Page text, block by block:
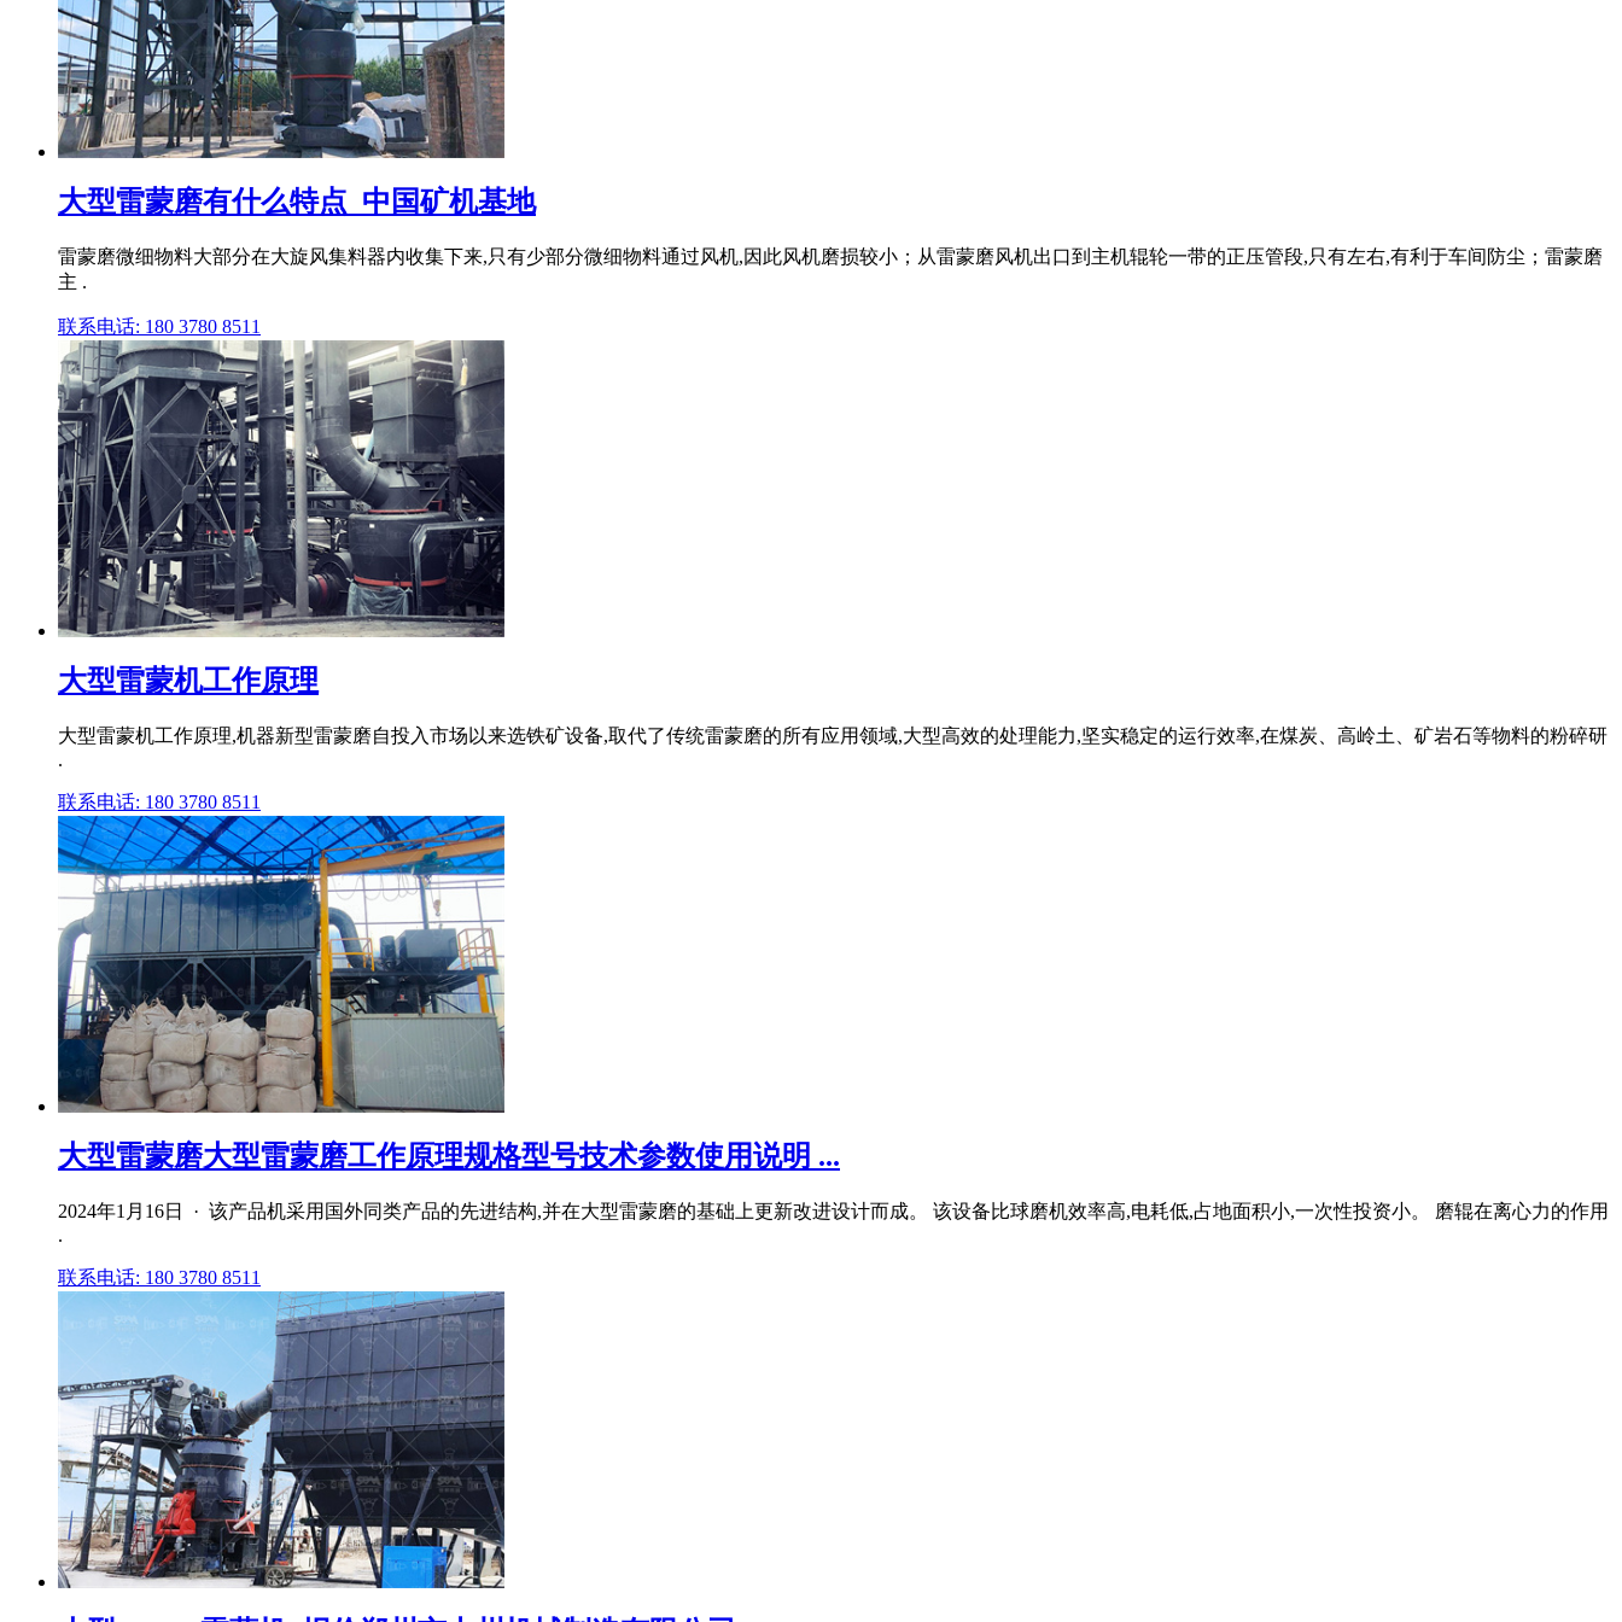
大型雷蒙磨有什么特点_中国矿机基地
雷蒙磨微细物料大部分在大旋风集料器内收集下来,只有少部分微细物料通过风机,因此风机磨损较小；从雷蒙磨风机出口到主机辊轮一带的正压管段,只有左右,有利于车间防尘；雷蒙磨
主 .
联系电话: 180 3780 8511
大型雷蒙机工作原理
大型雷蒙机工作原理,机器新型雷蒙磨自投入市场以来选铁矿设备,取代了传统雷蒙磨的所有应用领域,大型高效的处理能力,坚实稳定的运行效率,在煤炭、高岭土、矿岩石等物料的粉碎研
.
联系电话: 180 3780 8511
大型雷蒙磨大型雷蒙磨工作原理规格型号技术参数使用说明 ...
2024年1月16日 · 该产品机采用国外同类产品的先进结构,并在大型雷蒙磨的基础上更新改进设计而成。 该设备比球磨机效率高,电耗低,占地面积小,一次性投资小。 磨辊在离心力的作用
.
联系电话: 180 3780 8511